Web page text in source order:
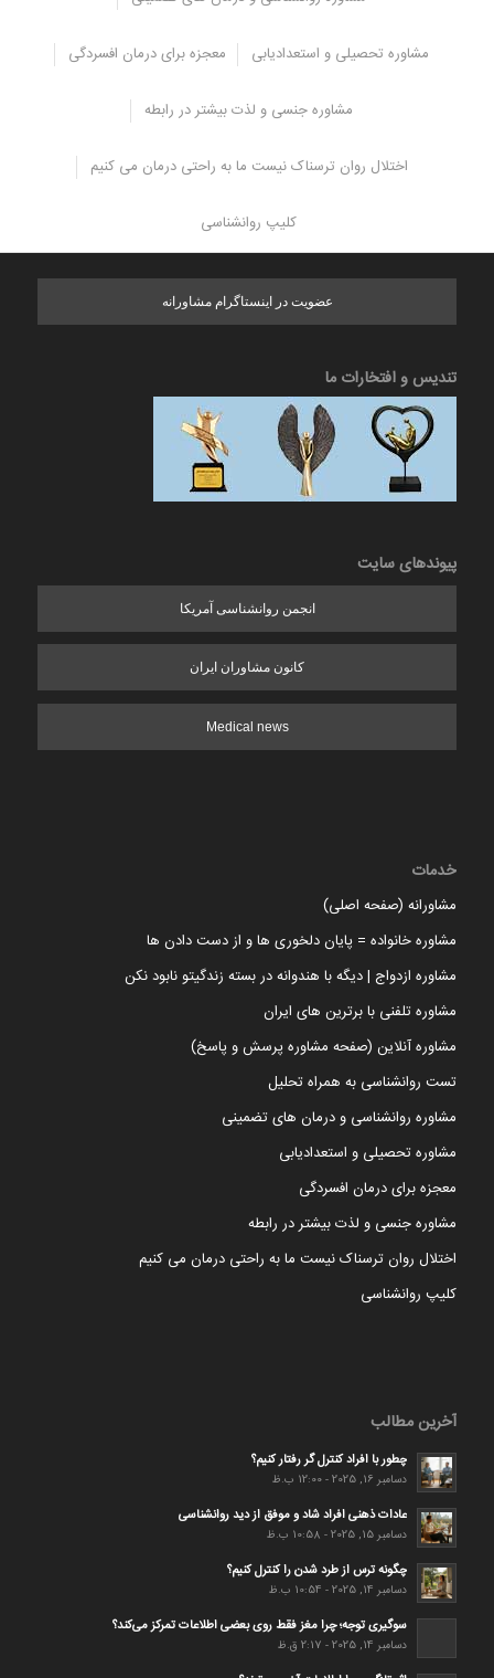
مشاوره تحصیلی و استعدادیابی معجزه برای درمان افسردگی
مشاوره جنسی و لذت بیشتر در رابطه
اختلال روان ترسناک نیست ما به راحتی درمان می کنیم
کلیپ روانشناسی
به خوراک RSS
عضویت در اینستاگرام مشاورانه
تندیس و افتخارات ما
پیوندهای سایت
انجمن روانشناسی آمریکا
کانون مشاوران ایران
Medical news
خدمات
مشاورانه (صفحه اصلی)
مشاوره خانواده = پایان دلخوری ها و از دست دادن ها
مشاوره ازدواج | دیگه با هندوانه در بسته زندگیتو نابود نکن
مشاوره تلفنی با برترین های ایران
مشاوره آنلاین (صفحه مشاوره پرسش و پاسخ)
تست روانشناسی به همراه تحلیل
مشاوره روانشناسی و درمان های تضمینی
مشاوره تحصیلی و استعدادیابی
معجزه برای درمان افسردگی
مشاوره جنسی و لذت بیشتر در رابطه
اختلال روان ترسناک نیست ما به راحتی درمان می کنیم
کلیپ روانشناسی
آخرین مطالب
چطور با افراد کنترل گر رفتار کنیم؟
دسامبر 16, 2025 - 12:00 ب.ظ
عادات ذهنی افراد شاد و موفق از دید روانشناسی
دسامبر 15, 2025 - 10:58 ب.ظ
چگونه ترس از طرد شدن را کنترل کنیم؟
دسامبر 14, 2025 - 10:54 ب.ظ
سوگیری توجه؛ چرا مغز فقط روی بعضی اطلاعات تمرکز می‌کند؟
دسامبر 14, 2025 - 2:17 ق.ظ